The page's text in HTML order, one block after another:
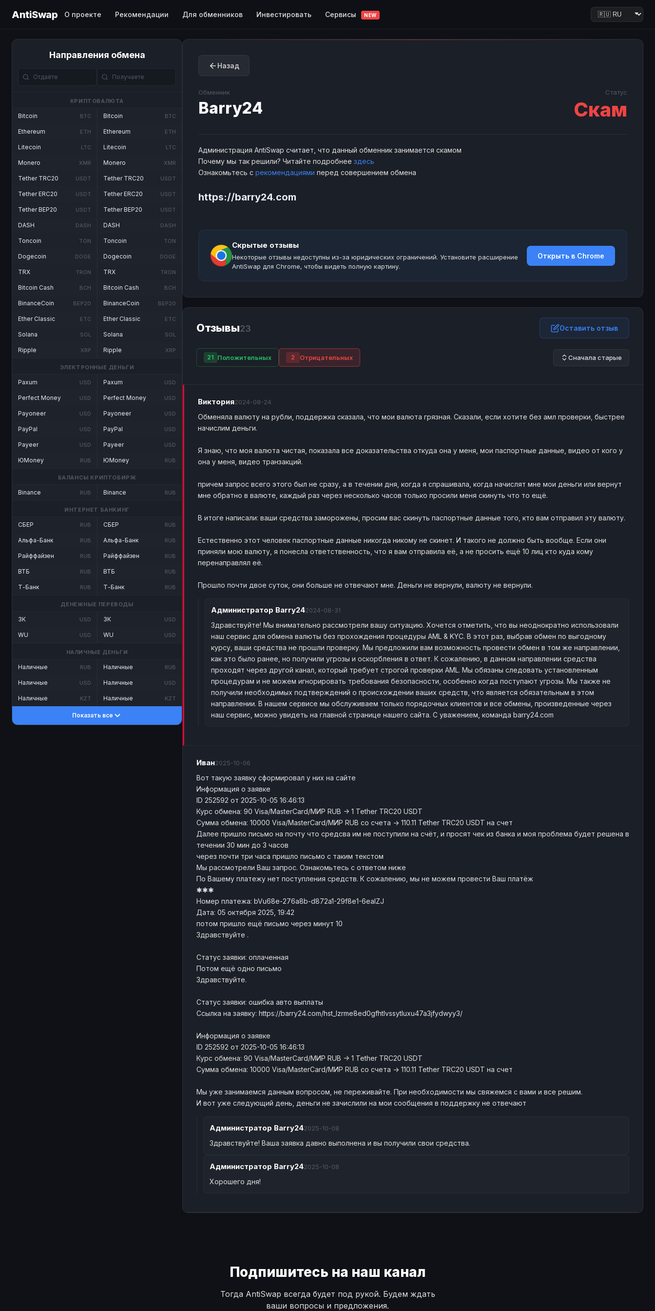
AntiSwap О проекте Рекомендации Для обменников Инвестировать Сервисы NEW
Направления обмена
КРИПТОВАЛЮТА
Bitcoin BTC
Ethereum ETH
Litecoin LTC
Monero XMR
Tether TRC20 USDT
Tether ERC20 USDT
Tether BEP20 USDT
DASH DASH
Toncoin TON
Dogecoin DOGE
TRX TRON
Bitcoin Cash BCH
BinanceCoin BEP20
Ether Classic ETC
Solana SOL
Ripple XRP
Bitcoin BTC
Ethereum ETH
Litecoin LTC
Monero XMR
Tether TRC20 USDT
Tether ERC20 USDT
Tether BEP20 USDT
DASH DASH
Toncoin TON
Dogecoin DOGE
TRX TRON
Bitcoin Cash BCH
BinanceCoin BEP20
Ether Classic ETC
Solana SOL
Ripple XRP
ЭЛЕКТРОННЫЕ ДЕНЬГИ
Paxum USD
Perfect Money USD
Payoneer USD
PayPal USD
Payeer USD
ЮMoney RUB
Paxum USD
Perfect Money USD
Payoneer USD
PayPal USD
Payeer USD
ЮMoney RUB
БАЛАНСЫ КРИПТОБИРЖ
Binance RUB Binance RUB
ИНТЕРНЕТ БАНКИНГ
СБЕР RUB
Альфа-Банк RUB
Райффайзен RUB
ВТБ RUB
Т-Банк RUB
СБЕР RUB
Альфа-Банк RUB
Райффайзен RUB
ВТБ RUB
Т-Банк RUB
ДЕНЕЖНЫЕ ПЕРЕВОДЫ
ЗК USD
WU USD
ЗК USD
WU USD
НАЛИЧНЫЕ ДЕНЬГИ
Наличные RUB
Наличные USD
Наличные KZT
Наличные RUB
Наличные USD
Наличные KZT
Показать все
Назад
Обменник
Barry24
Статус
Скам
Администрация AntiSwap считает, что данный обменник занимается скамом
Почему мы так решили? Читайте подробнее здесь
Ознакомьтесь с рекомендациями перед совершением обмена
https://barry24.com
Скрытые отзывы
Некоторые отзывы недоступны из-за юридических ограничений. Установите расширение
AntiSwap для Chrome, чтобы видеть полную картину.
Открыть в Chrome
Отзывы23 Оставить отзыв
21 Положительных 2 Отрицательных Сначала старые
Виктория2024-08-24
Обменяла валюту на рубли, поддержка сказала, что мои валюта грязная. Сказали, если хотите без амл проверки, быстрее
начислим деньги.
Я знаю, что моя валюта чистая, показала все доказательства откуда она у меня, мои паспортные данные, видео от кого у
она у меня, видео транзакций.
причем запрос всего этого был не сразу, а в течении дня, когда я спрашивала, когда начислят мне мои деньги или вернут
мне обратно в валюте, каждый раз через несколько часов только просили меня скинуть что то ещё.
В итоге написали: ваши средства заморожены, просим вас скинуть паспортные данные того, кто вам отправил эту валюту.
Естественно этот человек паспортные данные никогда никому не скинет. И такого не должно быть вообще. Если они
приняли мою валюту, я понесла ответственность, что я вам отправила её, а не просить ещё 10 лиц кто куда кому
перенаправлял её.
Прошло почти двое суток, они больше не отвечают мне. Деньги не вернули, валюту не вернули.
Администратор Barry242024-08-31
Здравствуйте! Мы внимательно рассмотрели вашу ситуацию. Хочется отметить, что вы неоднократно использовали
наш сервис для обмена валюты без прохождения процедуры AML & KYC. В этот раз, выбрав обмен по выгодному
курсу, ваши средства не прошли проверку. Мы предложили вам возможность провести обмен в том же направлении,
как это было ранее, но получили угрозы и оскорбления в ответ. К сожалению, в данном направлении средства
проходят через другой канал, который требует строгой проверки AML. Мы обязаны следовать установленным
процедурам и не можем игнорировать требования безопасности, особенно когда поступают угрозы. Мы также не
получили необходимых подтверждений о происхождении ваших средств, что является обязательным в этом
направлении. В нашем сервисе мы обслуживаем только порядочных клиентов и все обмены, произведенные через
наш сервис, можно увидеть на главной странице нашего сайта. С уважением, команда barry24.com
Иван2025-10-06
Вот такую заявку сформировал у них на сайте
Информация о заявке
ID 252592 от 2025-10-05 16:46:13
Курс обмена: 90 Visa/MasterCard/МИР RUB -> 1 Tether TRC20 USDT
Сумма обмена: 10000 Visa/MasterCard/МИР RUB со счета -> 110.11 Tether TRC20 USDT на счет
Далее пришло письмо на почту что средсва им не поступили на счёт, и просят чек из банка и моя проблема будет решена в
течении 30 мин до 3 часов
через почти три часа пришло письмо с таким текстом
Мы рассмотрели Ваш запрос. Ознакомьтесь с ответом ниже
По Вашему платежу нет поступления средств. К сожалению, мы не можем провести Ваш платёж
✱✱✱
Номер платежа: bVu68e-276a8b-d872a1-29f8e1-6ealZJ
Дата: 05 октября 2025, 19:42
потом пришло ещё письмо через минут 10
Здравствуйте .
Статус заявки: оплаченная
Потом ещё одно письмо
Здравствуйте.
Статус заявки: ошибка авто выплаты
Ссылка на заявку: https://barry24.com/hst_lzrme8ed0gfhtlvssytluxu47a3jfydwyy3/
Информация о заявке
ID 252592 от 2025-10-05 16:46:13
Курс обмена: 90 Visa/MasterCard/МИР RUB -> 1 Tether TRC20 USDT
Сумма обмена: 10000 Visa/MasterCard/МИР RUB со счета -> 110.11 Tether TRC20 USDT на счет
Мы уже занимаемся данным вопросом, не переживайте. При необходимости мы свяжемся с вами и все решим.
И вот уже следующий день, деньги не зачислили на мои сообщения в поддержку не отвечают
Администратор Barry242025-10-08
Здравствуйте! Ваша заявка давно выполнена и вы получили свои средства.
Администратор Barry242025-10-08
Хорошего дня!
Подпишитесь на наш канал
Тогда AntiSwap всегда будет под рукой. Будем ждать
ваши вопросы и предложения.